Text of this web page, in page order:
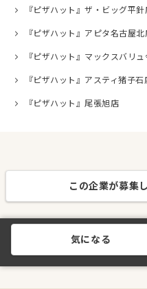
『ピザハット』ザ・ビッグ平針
『ピザハット』アピタ名古屋北
『ピザハット』マックスバリ
『ピザハット』アスティ猪子石
『ピザハット』尾張旭店
この企業が募集
気になる